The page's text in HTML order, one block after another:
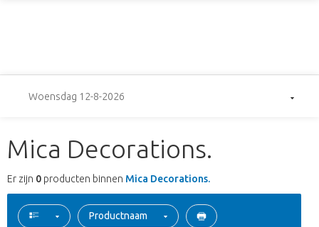
Woensdag 12-8-2026
Mica Decorations.
Er zijn 0 producten binnen Mica Decorations.
Productnaam